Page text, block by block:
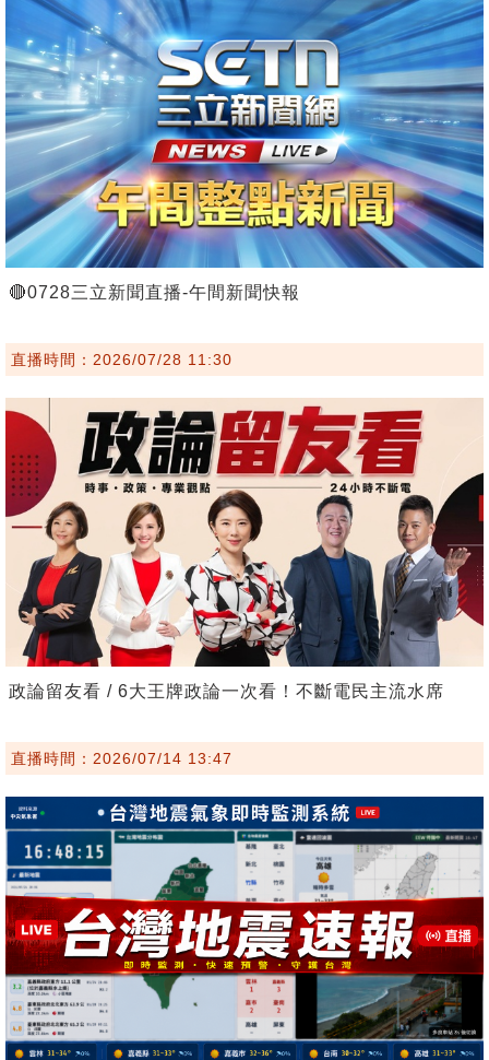
🔴0728三立新聞直播-午間新聞快報
直播時間：2026/07/28 11:30
政論留友看 / 6大王牌政論一次看！不斷電民主流水席
直播時間：2026/07/14 13:47